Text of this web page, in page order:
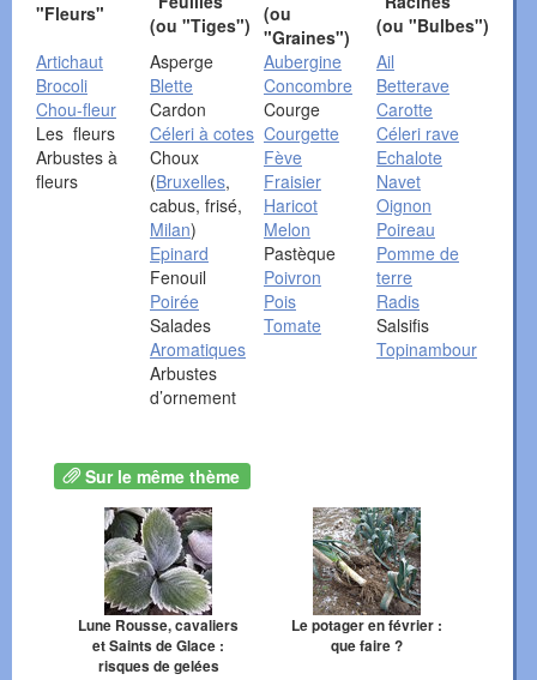
"Fleurs"
(ou "Tiges") (ou
"Graines")
(ou "Bulbes")
Artichaut
Brocoli
Chou-fleur
Les fleurs
Arbustes à
fleurs
Asperge
Blette
Cardon
Céleri à cotes
Choux
(Bruxelles,
cabus, frisé,
Milan)
Epinard
Fenouil
Poirée
Salades
Aromatiques
Arbustes
d’ornement
Aubergine
Concombre
Courge
Courgette
Fève
Fraisier
Haricot
Melon
Pastèque
Poivron
Pois
Tomate
Ail
Betterave
Carotte
Céleri rave
Echalote
Navet
Oignon
Poireau
Pomme de
terre
Radis
Salsifis
Topinambour
Sur le même thème
Lune Rousse, cavaliers
et Saints de Glace :
risques de gelées
Le potager en février :
que faire ?